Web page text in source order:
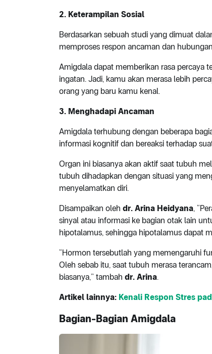
2. Keterampilan Sosial
Berdasarkan sebuah studi yang dimuat
memproses respon ancaman dan
Amigdala dapat memberikan rasa percaya
ingatan. Jadi, kamu akan merasa lebih
orang yang baru kamu kenal.
3. Menghadapi Ancaman
Amigdala terhubung dengan beberapa
informasi kognitif dan bereaksi terhadap
Organ ini biasanya akan aktif saat tubuh
tubuh dihadapkan dengan situasi yang
menyelamatkan diri.
Disampaikan oleh dr. Arina Heidyana,
sinyal atau informasi ke bagian otak lain
hipotalamus, sehingga hipotalamus dapat
“Hormon tersebutlah yang memengaruhi
Oleh sebab itu, saat tubuh merasa
biasanya,” tambah dr. Arina.
Artikel lainnya: Kenali Respon Stres
Bagian-Bagian Amigdala